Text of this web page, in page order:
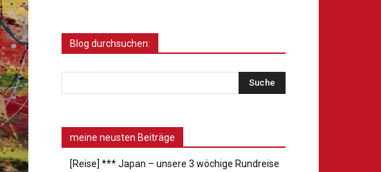
Blog durchsuchen:
meine neusten Beiträge
[Reise] *** Japan – unsere 3 wöchige Rundreise